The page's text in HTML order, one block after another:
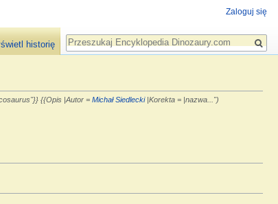
{{Opis |Autor = Michał Siedlecki|Korekta = |nazwa...")
Zaloguj się
historię
Szukaj